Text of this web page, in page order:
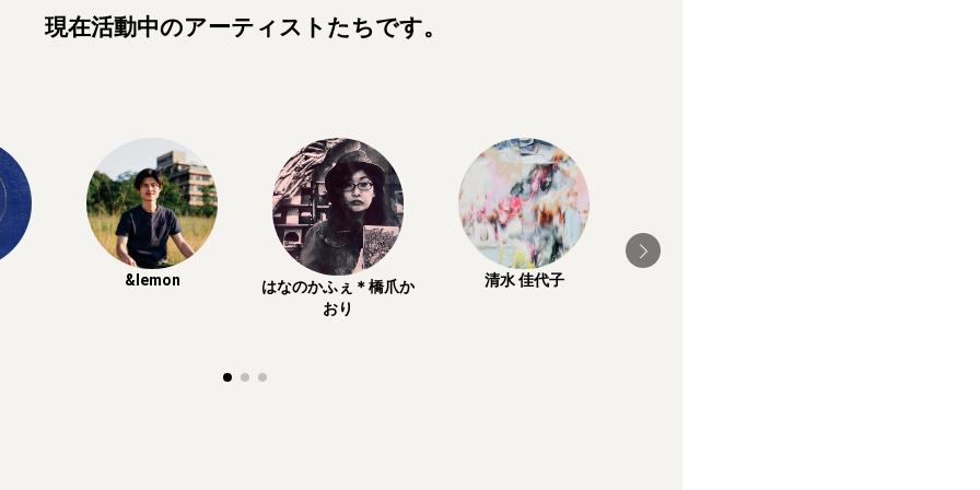
現在活動中のアーティストたちです。
&lemon
はなのかふぇ＊橋爪か
おり
清水 佳代子